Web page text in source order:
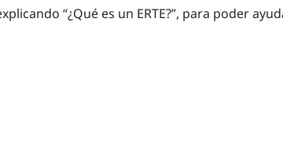
“¿Qué es un ERTE?”, para poder